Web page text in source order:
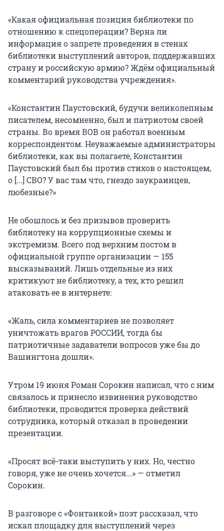
«Какая официальная позиция библиотеки по
отношению к спецоперации? Верна ли
информация о запрете проведения в стенах
библиотеки выступлений авторов, поддержавших
страну и российскую армию? Ждём официальный
комментарий руководства учреждения».
«Константин Паустовский, будучи великолепным
писателем, несомненно, был и патриотом своей
страны. Во время ВОВ он работал военным
корреспондентом. Неуважаемые администраторы
библиотеки, как вы полагаете, Константин
Паустовский был бы против стихов о настоящем,
о [...] СВО? У вас там что, гнездо заукраинцев,
любезные?»
Не обошлось и без призывов проверить
библиотеку на коррупционные схемы и
экстремизм. Всего под верхним постом в
официальной группе организации — 155
высказываний. Лишь отдельные из них
критикуют не библиотеку, а тех, кто решил
атаковать ее в интернете:
«Жаль, сила комментариев не позволяет
уничтожать врагов РОССИИ, тогда бы
патриотичные задаватели вопросов уже бы до
Вашингтона дошли».
Утром 19 июня Роман Сорокин написал, что с ним
связалось и принесло извинения руководство
библиотеки, проводится проверка действий
сотрудника, который отказал в проведении
презентации.
«Просят всё-таки выступить у них. Но, честно
говоря, уже не очень хочется...» — отметил
Сорокин.
В разговоре с «Фонтанкой» поэт рассказал, что
искал площадку для выступлений через